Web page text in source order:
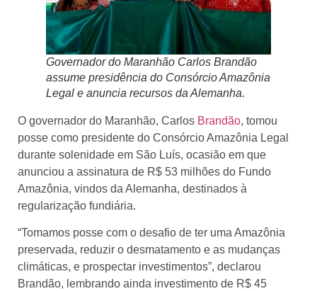
Governador do Maranhão Carlos Brandão
assume presidência do Consórcio Amazônia
Legal e anuncia recursos da Alemanha.
O governador do Maranhão, Carlos Brandão, tomou
posse como presidente do Consórcio Amazônia Legal
durante solenidade em São Luís, ocasião em que
anunciou a assinatura de R$ 53 milhões do Fundo
Amazônia, vindos da Alemanha, destinados à
regularização fundiária.
“Tomamos posse com o desafio de ter uma Amazônia
preservada, reduzir o desmatamento e as mudanças
climáticas, e prospectar investimentos”, declarou
Brandão, lembrando ainda investimento de R$ 45